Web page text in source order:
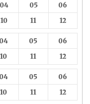
04 05
06
10 11 12
04 05
06
10 11 12
04 05
06
10 11 12